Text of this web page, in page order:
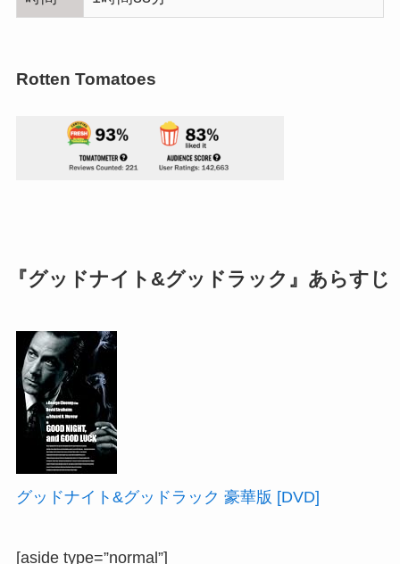
Rotten Tomatoes
『グッドナイト&グッドラック』あらすじ
グッドナイト&グッドラック 豪華版 [DVD]
[aside type=”normal”]